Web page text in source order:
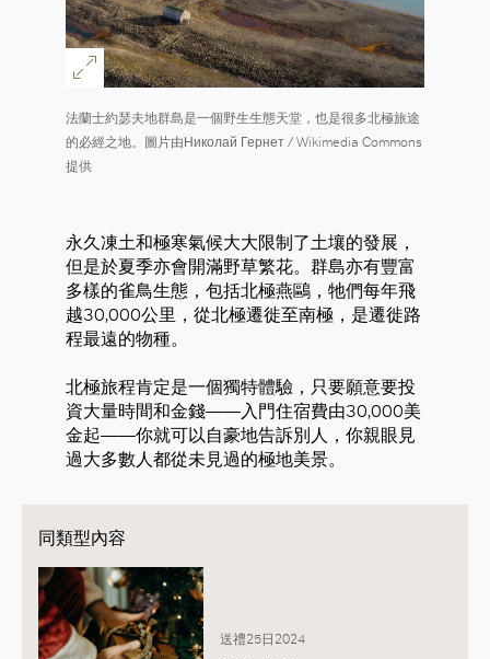
法蘭士約瑟夫地群島是一個野生生態天堂，也是很多北極旅途
的必經之地。圖片由Николай Гернет / Wikimedia Commons
提供
永久凍土和極寒氣候大大限制了土壤的發展，
但是於夏季亦會開滿野草繁花。群島亦有豐富
多樣的雀鳥生態，包括北極燕鷗，牠們每年飛
越30,000公里，從北極遷徙至南極，是遷徙路
程最遠的物種。
北極旅程肯定是一個獨特體驗，只要願意要投
資大量時間和金錢——入門住宿費由30,000美
金起——你就可以自豪地告訴別人，你親眼見
過大多數人都從未見過的極地美景。
同類型內容
送禮25日2024